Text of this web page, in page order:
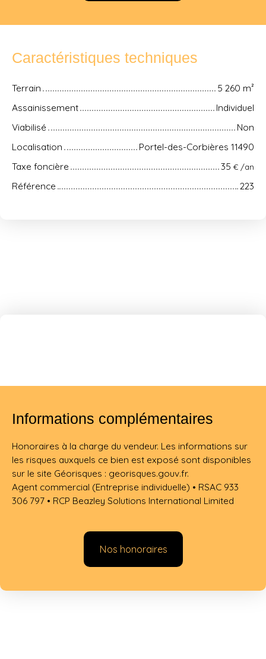
Caractéristiques techniques
Terrain 5 260 m²
Assainissement
Individuel
Viabilisé
Non
Localisation
Portel-des-Corbières 11490
Taxe foncière
35 € /an
Référence 223
Informations complémentaires
Honoraires à la charge du vendeur. Les informations sur
les risques auxquels ce bien est exposé sont disponibles
sur le site Géorisques : georisques.gouv.fr.
Agent commercial (Entreprise individuelle) • RSAC 933
306 797 • RCP Beazley Solutions International Limited
Nos honoraires